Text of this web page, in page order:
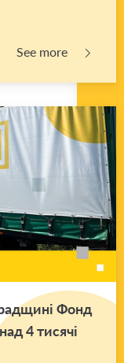
See more
Фонд
4 тисячі